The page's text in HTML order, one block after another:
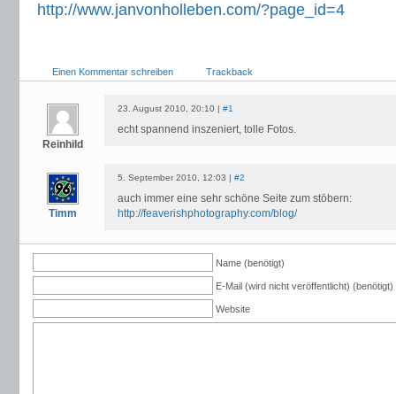
http://www.janvonholleben.com/?page_id=4
Einen Kommentar schreiben Trackback
Reinhild
23. August 2010, 20:10 | #1
echt spannend inszeniert, tolle Fotos.
Timm
5. September 2010, 12:03 | #2
auch immer eine sehr schöne Seite zum stöbern:
http://feaverishphotography.com/blog/
Name (benötigt)
E-Mail (wird nicht veröffentlicht) (benötigt)
Website